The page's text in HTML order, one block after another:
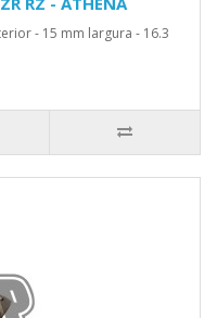
- 15 mm largura - 16.3